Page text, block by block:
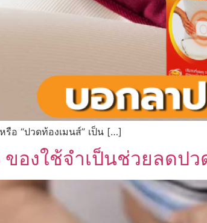
รือ “ปวดท้องเมนส์” เป็น […]
ของใช้จำเป็นช่วยลด